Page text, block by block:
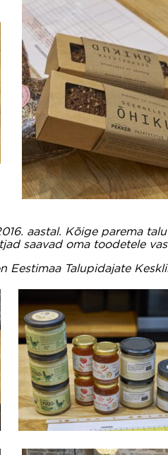
aastal. Kõige parema
saavad oma toodetele
Eestimaa Talupidajate